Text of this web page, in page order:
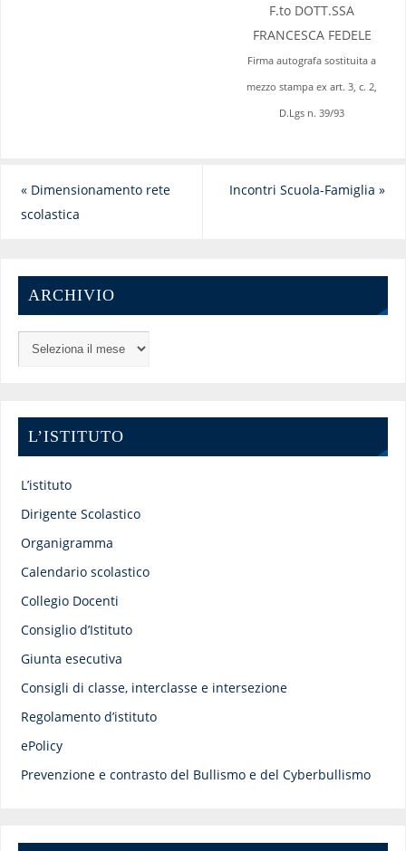
F.to DOTT.SSA
FRANCESCA FEDELE
Firma autografa sostituita a
mezzo stampa ex art. 3, c. 2,
D.Lgs n. 39/93
«Dimensionamento rete
scolastica
Incontri Scuola-Famiglia»
ARCHIVIO
L’ISTITUTO
L’istituto
Dirigente Scolastico
Organigramma
Calendario scolastico
Collegio Docenti
Consiglio d’Istituto
Giunta esecutiva
Consigli di classe, interclasse e intersezione
Regolamento d’istituto
ePolicy
Prevenzione e contrasto del Bullismo e del Cyberbullismo